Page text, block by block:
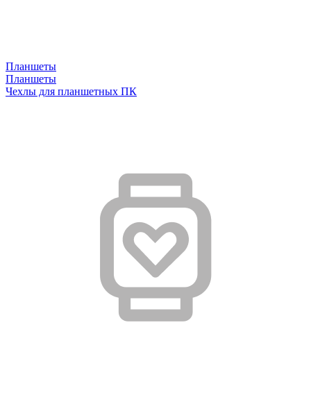
Планшеты
Планшеты
Чехлы для планшетных ПК